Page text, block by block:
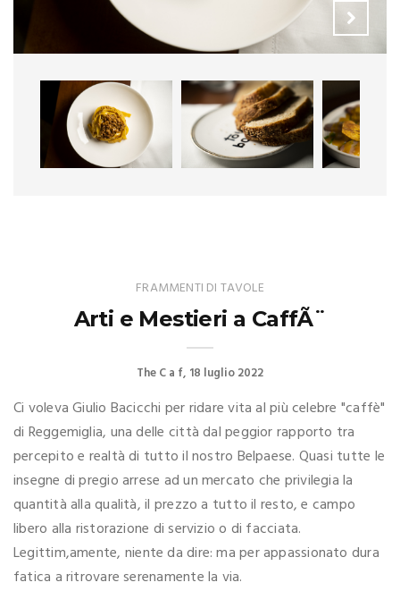
FRAMMENTI DI TAVOLE
Arti e Mestieri a CaffÃ¨
The C a f 18 luglio 2022
Ci voleva Giulio Bacicchi per ridare vita al più celebre "caffè"
di Reggemiglia, una delle città dal peggior rapporto tra
percepito e realtà di tutto il nostro Belpaese. Quasi tutte le
insegne di pregio arrese ad un mercato che privilegia la
quantità alla qualità, il prezzo a tutto il resto, e campo
libero alla ristorazione di servizio o di facciata.
Legittim,amente, niente da dire: ma per appassionato dura
fatica a ritrovare serenamente la via.